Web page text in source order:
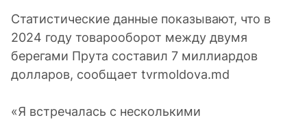
Статистические данные показывают, что в
2024 году товарооборот между двумя
берегами Прута составил 7 миллиардов
долларов, сообщает tvrmoldova.md
«Я встречалась с несколькими